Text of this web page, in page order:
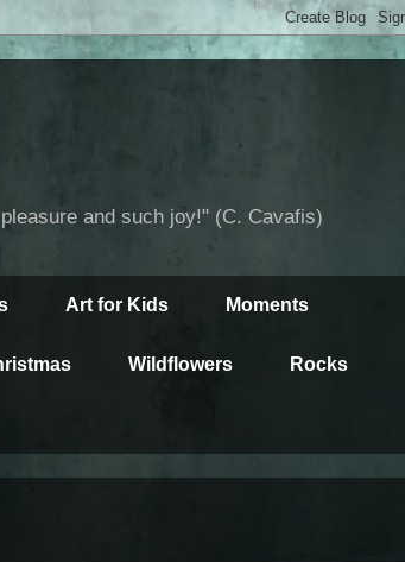
and such joy!" (C. Cavafis)
Art for Kids Moments
Wildflowers Rocks